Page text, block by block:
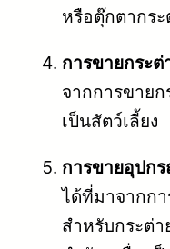
หรือตุ๊กตากระ
การขายกระต่
จากการขาย
เป็นสัตว์เลี้ยง
การขายอุปก
ได้ที่มาจากก
สำหรับกระต่า